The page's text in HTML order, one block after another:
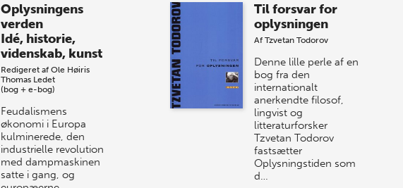
sommer-lagersalg!
Vi gentager succesen og inviterer igen i
år til vores store sommer-lagersalg,
så sæt kryds i kalenderen onsdag den
10. j…
Oplysningens
verden
Idé, historie,
videnskab, kunst
Redigeret af Ole Høiris
Thomas Ledet
(bog + e-bog)
Feudalismens
økonomi i Europa
kulminerede, den
industrielle revolution
med dampmaskinen
satte i gang, og
Til forsvar for
oplysningen
AfTzvetan Todorov
Denne lille perle af en
bog fra den
internationalt
anerkendte filosof,
lingvist og
litteraturforsker
Tzvetan Todorov
fastsætter
Oplysningstiden som
d…